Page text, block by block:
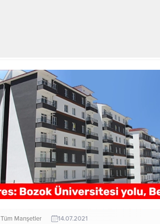
Tüm Manşetler 14.07.2021